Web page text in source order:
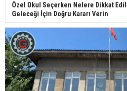
Özel Okul Seçerken Nelere Dikkat
Geleceği İçin Doğru Kararı Verin